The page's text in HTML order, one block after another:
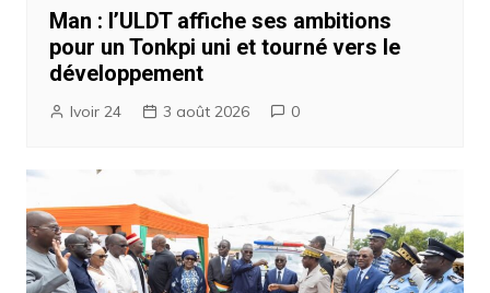
Man : l’ULDT affiche ses ambitions
pour un Tonkpi uni et tourné vers le
développement
Ivoir 24 3 août 2026 0